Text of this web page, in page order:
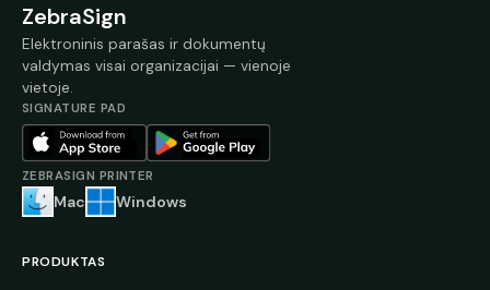
ZebraSign
Elektroninis parašas ir dokumentų
valdymas visai organizacijai — vienoje
vietoje.
SIGNATURE PAD
ZEBRASIGN PRINTER
Mac Windows
PRODUKTAS